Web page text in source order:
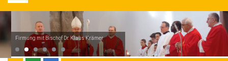
Firmung mit Bischof Dr. Klaus Krämer